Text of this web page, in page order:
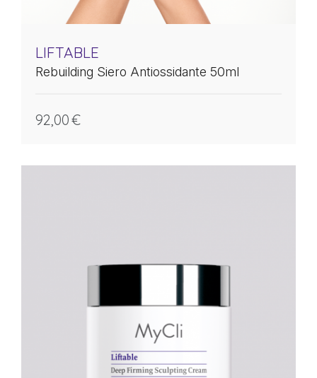
LIFTABLE
Rebuilding Siero Antiossidante 50ml
92,00€